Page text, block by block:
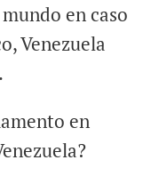
en caso
Venezuela
en